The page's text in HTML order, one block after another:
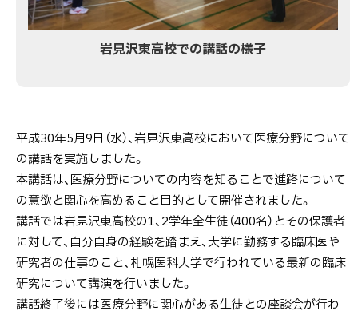
岩見沢東高校での講話の様子
平成30年5月9日（水）、岩見沢東高校において医療分野について
の講話を実施しました。
本講話は、医療分野についての内容を知ることで進路について
の意欲と関心を高めること目的として開催されました。
講話では岩見沢東高校の1、2学年全生徒（400名）とその保護者
に対して、自分自身の経験を踏まえ、大学に勤務する臨床医や
研究者の仕事のこと、札幌医科大学で行われている最新の臨床
研究について講演を行いました。
講話終了後には医療分野に関心がある生徒との座談会が行わ